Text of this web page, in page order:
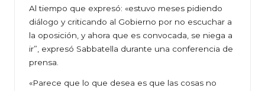
Al tiempo que expresó: «estuvo meses pidiendo
diálogo y criticando al Gobierno por no escuchar a
la oposición, y ahora que es convocada, se niega a
ir”, expresó Sabbatella durante una conferencia de
prensa.
«Parece que lo que desea es que las cosas no